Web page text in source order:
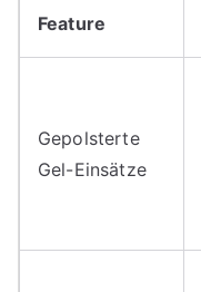
Feature
Gepolsterte
Gel-Einsätze